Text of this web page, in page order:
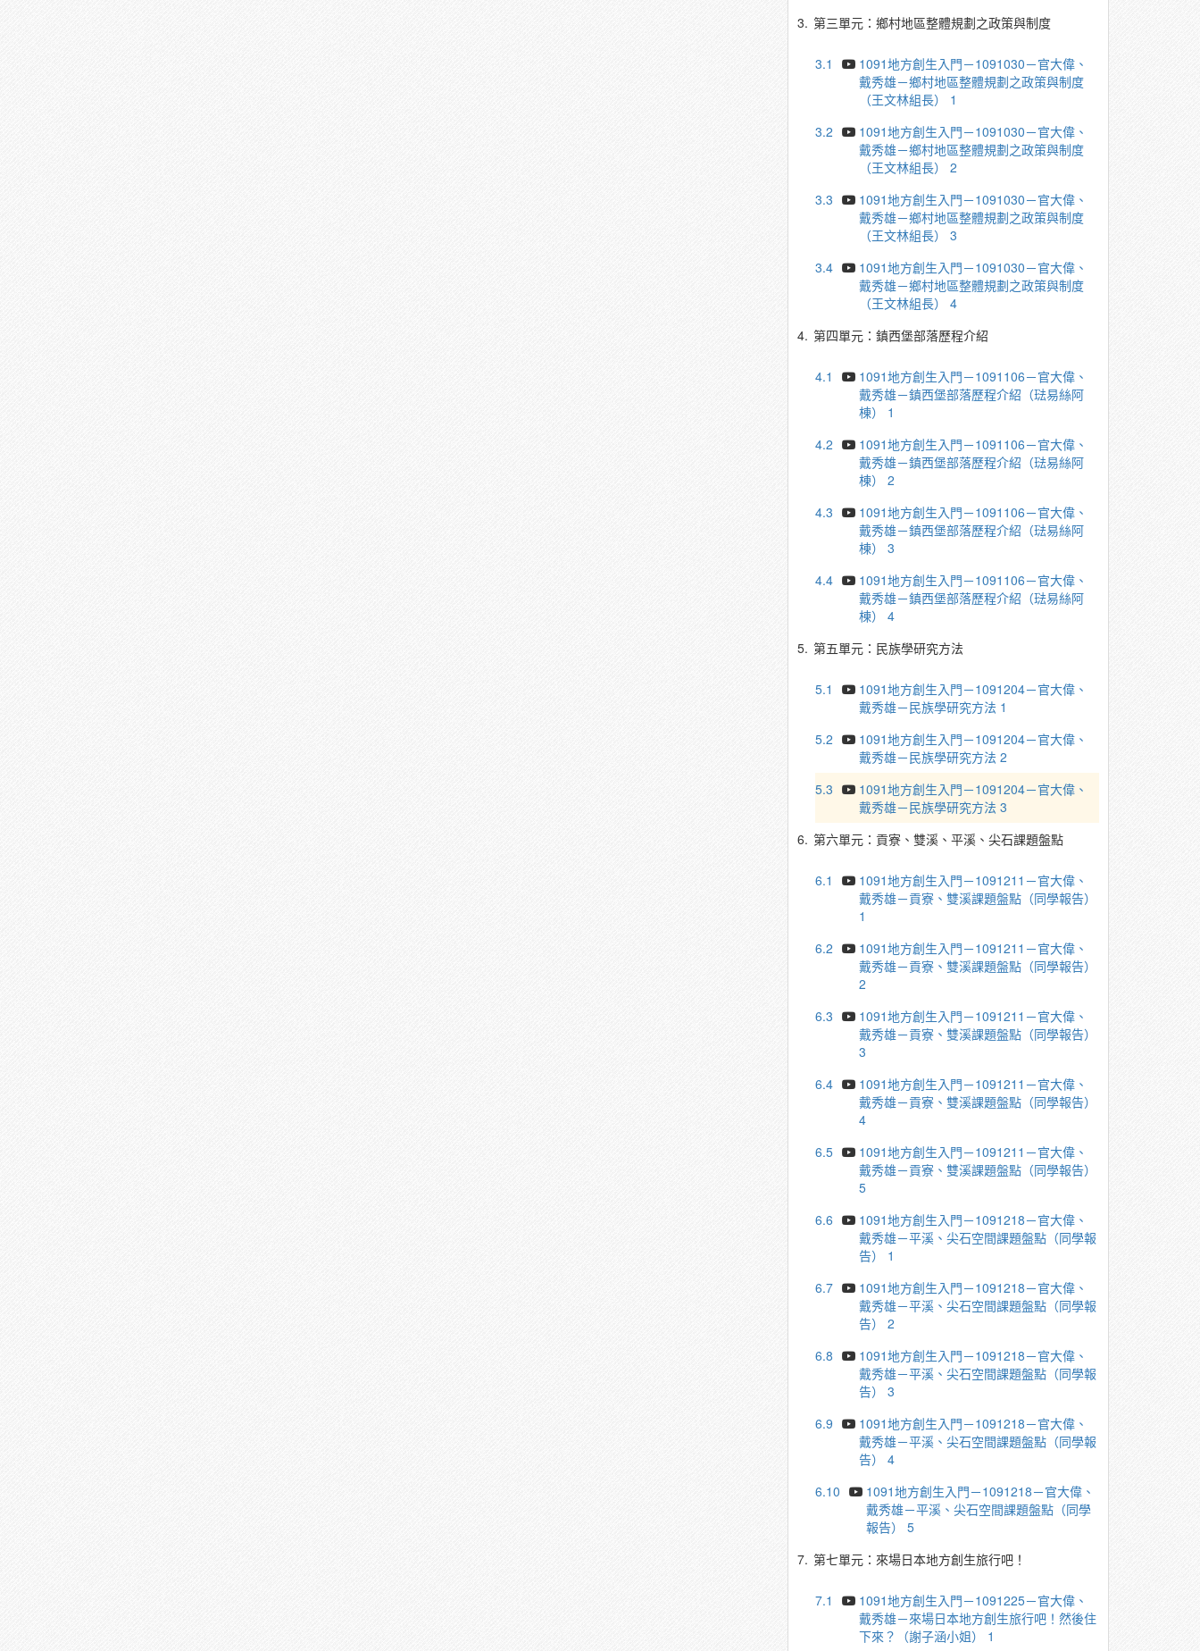
3. 第三單元：鄉村地區整體規劃之政策與制度
3.1
1091地方創生入門－1091030－官大偉、
戴秀雄－鄉村地區整體規劃之政策與制度
（王文林組長） 1
3.2
1091地方創生入門－1091030－官大偉、
戴秀雄－鄉村地區整體規劃之政策與制度
（王文林組長） 2
3.3
1091地方創生入門－1091030－官大偉、
戴秀雄－鄉村地區整體規劃之政策與制度
（王文林組長） 3
3.4
1091地方創生入門－1091030－官大偉、
戴秀雄－鄉村地區整體規劃之政策與制度
（王文林組長） 4
4. 第四單元：鎮西堡部落歷程介紹
4.1
1091地方創生入門－1091106－官大偉、
戴秀雄－鎮西堡部落歷程介紹（琺易絲阿
棟） 1
4.2
1091地方創生入門－1091106－官大偉、
戴秀雄－鎮西堡部落歷程介紹（琺易絲阿
棟） 2
4.3
1091地方創生入門－1091106－官大偉、
戴秀雄－鎮西堡部落歷程介紹（琺易絲阿
棟） 3
4.4
1091地方創生入門－1091106－官大偉、
戴秀雄－鎮西堡部落歷程介紹（琺易絲阿
棟） 4
5. 第五單元：民族學研究方法
5.1
1091地方創生入門－1091204－官大偉、
戴秀雄－民族學研究方法 1
5.2
1091地方創生入門－1091204－官大偉、
戴秀雄－民族學研究方法 2
5.3
1091地方創生入門－1091204－官大偉、
戴秀雄－民族學研究方法 3
6. 第六單元：貢寮、雙溪、平溪、尖石課題盤點
6.1
1091地方創生入門－1091211－官大偉、
戴秀雄－貢寮、雙溪課題盤點（同學報告）
1
6.2
1091地方創生入門－1091211－官大偉、
戴秀雄－貢寮、雙溪課題盤點（同學報告）
2
6.3
1091地方創生入門－1091211－官大偉、
戴秀雄－貢寮、雙溪課題盤點（同學報告）
3
6.4
1091地方創生入門－1091211－官大偉、
戴秀雄－貢寮、雙溪課題盤點（同學報告）
4
6.5
1091地方創生入門－1091211－官大偉、
戴秀雄－貢寮、雙溪課題盤點（同學報告）
5
6.6
1091地方創生入門－1091218－官大偉、
戴秀雄－平溪、尖石空間課題盤點（同學報
告） 1
6.7
1091地方創生入門－1091218－官大偉、
戴秀雄－平溪、尖石空間課題盤點（同學報
告） 2
6.8
1091地方創生入門－1091218－官大偉、
戴秀雄－平溪、尖石空間課題盤點（同學報
告） 3
6.9
1091地方創生入門－1091218－官大偉、
戴秀雄－平溪、尖石空間課題盤點（同學報
告） 4
6.10
1091地方創生入門－1091218－官大偉、
戴秀雄－平溪、尖石空間課題盤點（同學
報告） 5
7. 第七單元：來場日本地方創生旅行吧！
7.1
1091地方創生入門－1091225－官大偉、
戴秀雄－來場日本地方創生旅行吧！然後住
下來？（謝子涵小姐） 1